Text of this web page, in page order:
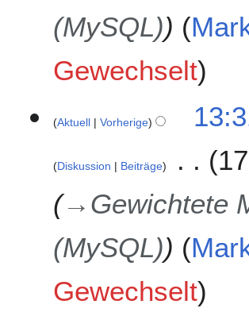
(MySQL)
Gewechselt
Aktuell Vorherige
Diskussion Beiträge
→ Gewichtete
(MySQL)
Gewechselt